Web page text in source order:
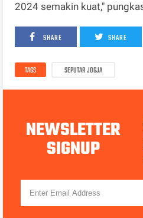
2024 semakin kuat,"
SHARE SHARE
TAGS SEPUTAR JOGJA
NEWSLETTER
SIGNUP